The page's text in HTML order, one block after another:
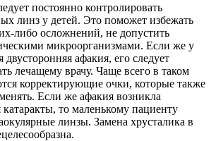
постоянно контролировать
линз у детей. Это поможет избежать
либо осложнений, не допустить
микроорганизмами. Если же у
двусторонняя афакия, его следует
лечащему врачу. Чаще всего в таком
корректирующие очки, которые также
Если же афакия возникла
катаракты, то маленькому пациенту
линзы. Замена хрусталика в